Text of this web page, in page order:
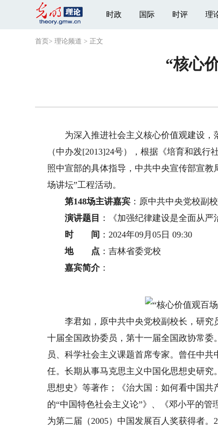
时政 国际 时评 理
首页 > 理论频道 > 正文
“核心
为深入推进社会主义核心价值观建设，
（中办发[2013]24号），根据《培育和践
照中宣部的具体指导，中共中央宣传部宣
场讲坛”工程活动。
第148场主讲嘉宾 ：原中共中央党校副
演讲题目
：《加强纪律建设是全面从
时 间 ：2024年09月05日 09:30
地 点 ：吉林省委党校
嘉宾简介：
李君如，原中共中央党校副校长，研究
十届全国政协委员，第十一届全国政协常
员、科学社会主义课题首席专家。曾任中
任。长期从事马克思主义中国化思想史研
思想史》等著作；《治大国：如何看中国
的“中国特色社会主义论”》、《邓小平的
为第二届（2005）中国发展百人奖获得者。